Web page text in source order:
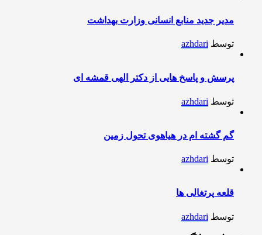
مدیر جدید منابع انسانی وزارت بهداشت
توسط azhdari
پرسش و پاسخ هایی از دکتر الهی قمشه ای
توسط azhdari
گم گشته ام در هیاهوی تحول زمین
توسط azhdari
قلعه پرتغالی ها
توسط azhdari